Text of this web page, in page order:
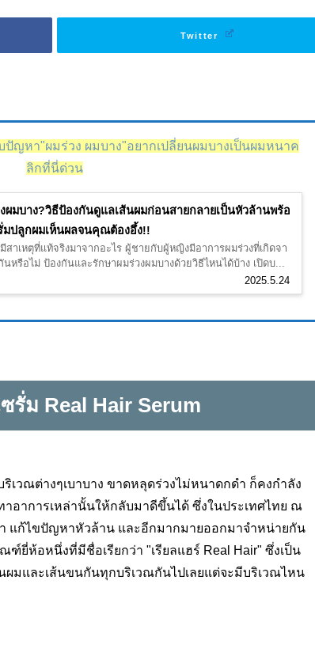
Twitter
ญหา"ผมร่วง ผมบาง"อยากเปลี่ยนผมบางเป็นผมหนาค
ลิกที่นี่ด่วน
ผมบาง?วิธีป้องกันดูแลเส้นผมก่อนสายกลายเป็นหัวล้านพร้อ
มปลูกผมเห็นผลจนคุณต้องอึ้ง!!
2025.5.24
สาเหตุที่แท้จริงมาจากอะไร ผู้ชายกับผู้หญิงมีอาการผมร่วงที่เกิดจา
นหรือไม่ ป้องกันและรักษาผมร่วงผมบางด้วยวิธีไหนได้บ้าง เปิดบ...
ซรั่ม Real Hair Serum
วณต่างๆเบาบาง ขาดหลุดร่วงไม่หนาดกดำ ก็คงกำลัง
อาการเหล่านั้นให้กลับมาดีขึ้นได้ ซึ่งในประเทศไทย ณ
แก้ไขปัญหาหัวล้าน และอีกมากมายออกมาจำหน่ายกัน
ยี่ห้อหนึ่งที่มีชื่อเรียกว่า "เรียลแฮร์ Real Hair" ซึ่งเป็น
มและเส้นขนกันทุกบริเวณกันไปเลยแต่จะมีบริเวณไหน